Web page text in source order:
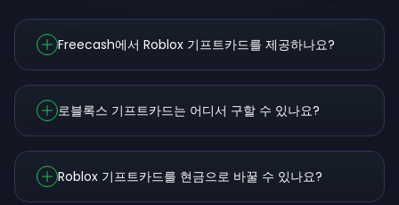
Freecash에서 Roblox 기프트카드를 제공하나요?
로블록스 기프트카드는 어디서 구할 수 있나요?
Roblox 기프트카드를 현금으로 바꿀 수 있나요?